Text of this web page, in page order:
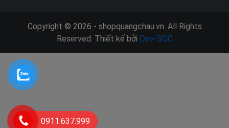
0911.637.999
Copyright © 2026 - shopquangchau.vn. All Rights
Reserved. Thiết kế bởi Dev-SQC